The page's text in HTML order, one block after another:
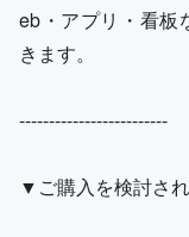
eb・アプリ・看板
きます。
-------------------------
▼ご購入を検討さ